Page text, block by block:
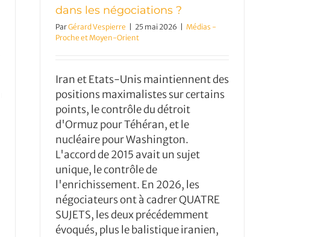
dans les négociations ?
ParGérard Vespierre | 25 mai 2026 | Médias -
Proche et Moyen-Orient
Iran et Etats-Unis maintiennent des
positions maximalistes sur certains
points, le contrôle du détroit
d'Ormuz pour Téhéran, et le
nucléaire pour Washington.
L'accord de 2015 avait un sujet
unique, le contrôle de
l'enrichissement. En 2026, les
négociateurs ont à cadrer QUATRE
SUJETS, les deux précédemment
évoqués, plus le balistique iranien,